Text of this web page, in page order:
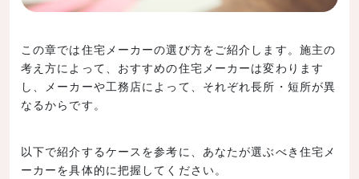
この章では住宅メーカーの選び方をご紹介します。施主の
考え方によって、おすすめの住宅メーカーは変わります
し、メーカーや工務店によって、それぞれ長所・短所が異
なるからです。
以下で紹介するケースを参考に、あなたが選ぶべき住宅メ
ーカーを具体的に把握してください。